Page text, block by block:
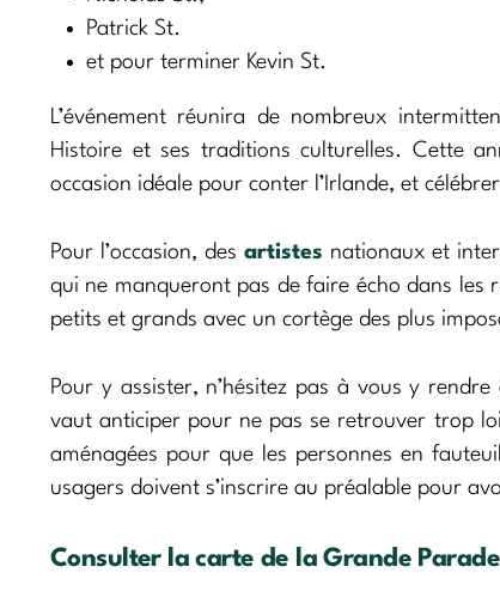
Patrick St.
et pour terminer Kevin St.
L’événement réunira de nombreux
Histoire et ses traditions culturelles. Cette
occasion idéale pour conter l’Irlande, et
Pour l’occasion, des artistes nationaux et
qui ne manqueront pas de faire écho dans les
petits et grands avec un cortège des plus
Pour y assister, n’hésitez pas à vous y
vaut anticiper pour ne pas se retrouver trop
aménagées pour que les personnes en
usagers doivent s’inscrire au préalable pour
Consulter la carte de la Grande